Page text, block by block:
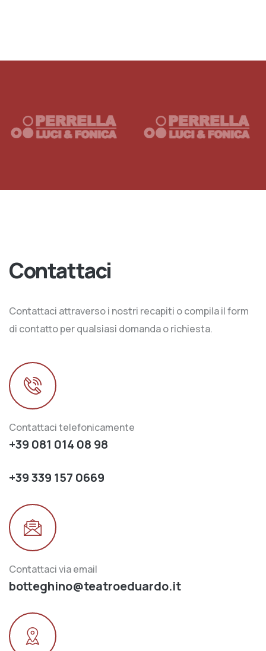
Contattaci
Contattaci attraverso i nostri recapiti o compila il form
di contatto per qualsiasi domanda o richiesta.
Contattaci telefonicamente
+39 081 014 08 98
+39 339 157 0669
Contattaci via email
botteghino@teatroeduardo.it